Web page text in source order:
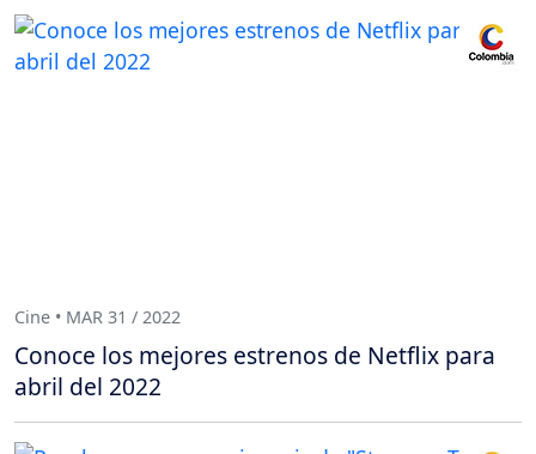
Cine • MAR 31 / 2022
Conoce los mejores estrenos de Netflix para
abril del 2022